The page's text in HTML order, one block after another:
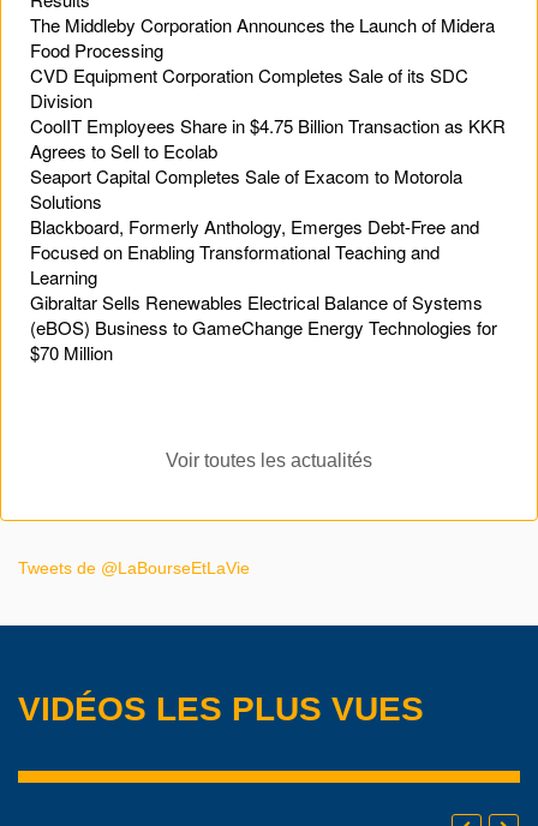
The Middleby Corporation Announces the Launch of Midera
Food Processing
CVD Equipment Corporation Completes Sale of its SDC
Division
CoolIT Employees Share in $4.75 Billion Transaction as KKR
Agrees to Sell to Ecolab
Seaport Capital Completes Sale of Exacom to Motorola
Solutions
Blackboard, Formerly Anthology, Emerges Debt-Free and
Focused on Enabling Transformational Teaching and
Learning
Gibraltar Sells Renewables Electrical Balance of Systems
(eBOS) Business to GameChange Energy Technologies for
$70 Million
Voir toutes les actualités
Tweets de @LaBourseEtLaVie
VIDÉOS LES PLUS VUES